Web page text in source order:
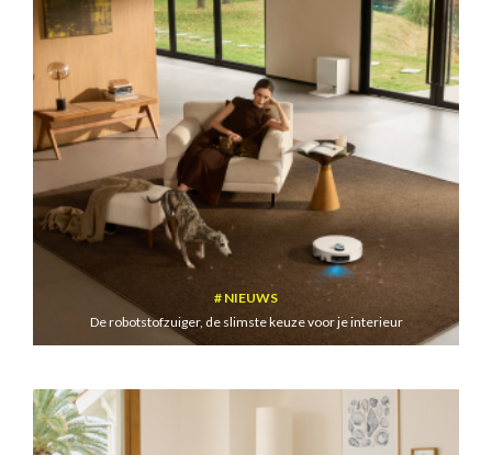
NIEUWS
De robotstofzuiger, de slimste keuze voor je interieur